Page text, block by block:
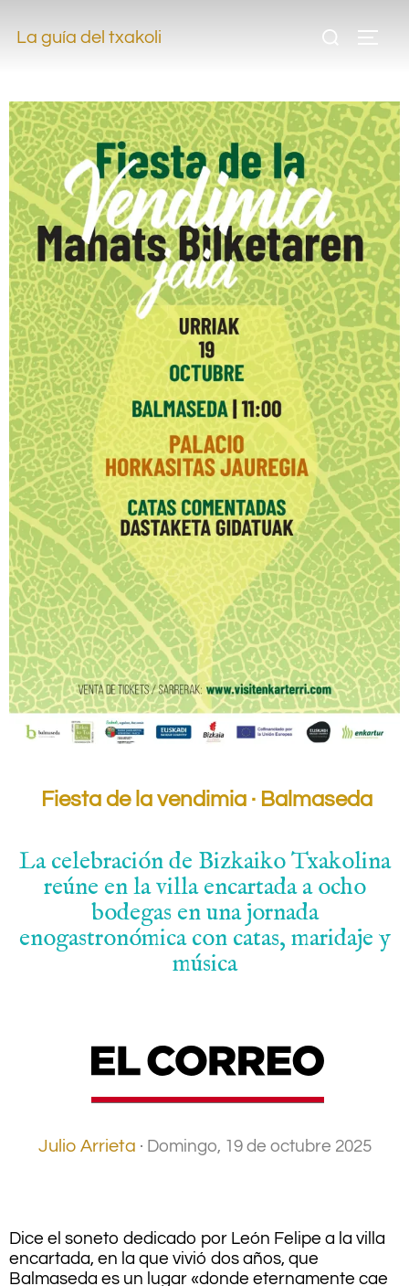
La guía del txakoli
Fiesta de la vendimia · Balmaseda
La celebración de Bizkaiko Txakolina
reúne en la villa encartada a ocho
bodegas en una jornada
enogastronómica con catas, maridaje y
música
Julio Arrieta · Domingo, 19 de octubre 2025
Dice el soneto dedicado por León Felipe a la villa
encartada, en la que vivió dos años, que
Balmaseda es un lugar «donde eternamente cae